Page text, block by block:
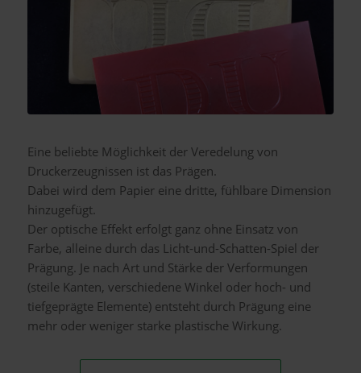
Eine beliebte Möglichkeit der Veredelung von
Druckerzeugnissen ist das Prägen.
Dabei wird dem Papier eine dritte, fühlbare Dimension
hinzugefügt.
Der optische Effekt erfolgt ganz ohne Einsatz von
Farbe, alleine durch das Licht-und-Schatten-Spiel der
Prägung. Je nach Art und Stärke der Verformungen
(steile Kanten, verschiedene Winkel oder hoch- und
tiefgeprägte Elemente) entsteht durch Prägung eine
mehr oder weniger starke plastische Wirkung.